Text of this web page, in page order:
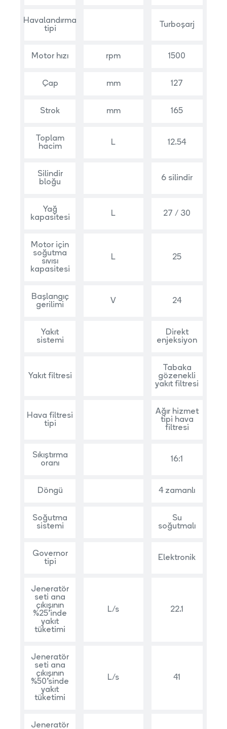
Havalandırma
tipi
Turboşarj
Motor hızı rpm 1500
Çap mm 127
Strok mm 165
Toplam
hacim
L 12.54
Silindir
bloğu
6 silindir
Yağ
kapasitesi
L 27 / 30
Motor için
soğutma
sıvısı
kapasitesi
L 25
Başlangıç
gerilimi
V 24
Yakıt
sistemi
Direkt
enjeksiyon
Yakıt filtresi
Tabaka
gözenekli
yakıt filtresi
Hava filtresi
tipi
Ağır hizmet
tipi hava
filtresi
Sıkıştırma
oranı
16:1
Döngü 4 zamanlı
Soğutma
sistemi
Su
soğutmalı
Governor
tipi
Elektronik
Jeneratör
seti ana
çıkışının
%25’inde
yakıt
tüketimi
L/s 22.1
Jeneratör
seti ana
çıkışının
%50’sinde
yakıt
tüketimi
L/s 41
Jeneratör